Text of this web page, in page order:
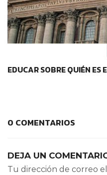
EDUCAR SOBRE QUIÉN ES
0 COMENTARIOS
DEJA UN
Tu dirección de correo